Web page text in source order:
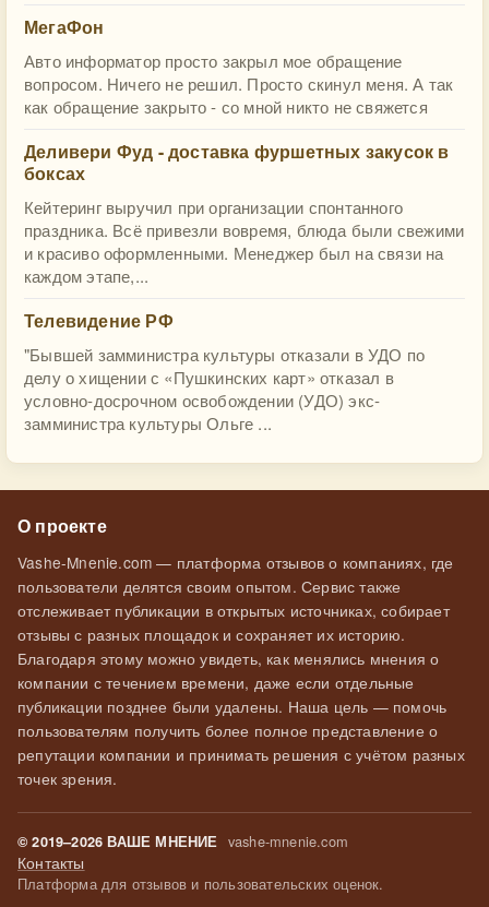
МегаФон
Авто информатор просто закрыл мое обращение
вопросом. Ничего не решил. Просто скинул меня. А так
как обращение закрыто - со мной никто не свяжется
Деливери Фуд - доставка фуршетных закусок в
боксах
Кейтеринг выручил при организации спонтанного
праздника. Всё привезли вовремя, блюда были свежими
и красиво оформленными. Менеджер был на связи на
каждом этапе,...
Телевидение РФ
"Бывшей замминистра культуры отказали в УДО по
делу о хищении с «Пушкинских карт» отказал в
условно-досрочном освобождении (УДО) экс-
замминистра культуры Ольге ...
О проекте
Vashe-Mnenie.com — платформа отзывов о компаниях, где
пользователи делятся своим опытом. Сервис также
отслеживает публикации в открытых источниках, собирает
отзывы с разных площадок и сохраняет их историю.
Благодаря этому можно увидеть, как менялись мнения о
компании с течением времени, даже если отдельные
публикации позднее были удалены. Наша цель — помочь
пользователям получить более полное представление о
репутации компании и принимать решения с учётом разных
точек зрения.
© 2019–2026 ВАШЕ МНЕНИЕ vashe-mnenie.com
Контакты
Платформа для отзывов и пользовательских оценок.